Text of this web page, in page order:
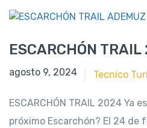
ESCARCHÓN
enero 4, 2024
agosto 9, 2024 Tecnico
ESCARCHÓN TRAIL 2024 Ya
próximo Escarchón? El 24 de